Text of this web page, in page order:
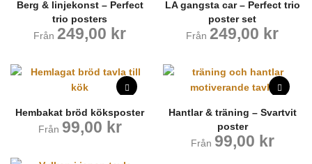
Berg & linjekonst – Perfect
trio posters
Från 249,00 kr
LA gangsta car – Perfect trio
poster set
Från 249,00 kr
Hembakat bröd köksposter
Från 99,00 kr
Hantlar & träning – Svartvit
poster
Från 99,00 kr